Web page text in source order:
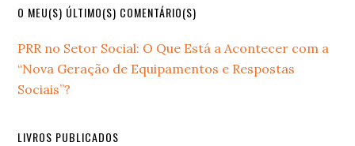
Primary
Sidebar
O MEU(S) ÚLTIMO(S) COMENTÁRIO(S)
PRR no Setor Social: O Que Está a Acontecer com a
“Nova Geração de Equipamentos e Respostas
Sociais”?
LIVROS PUBLICADOS